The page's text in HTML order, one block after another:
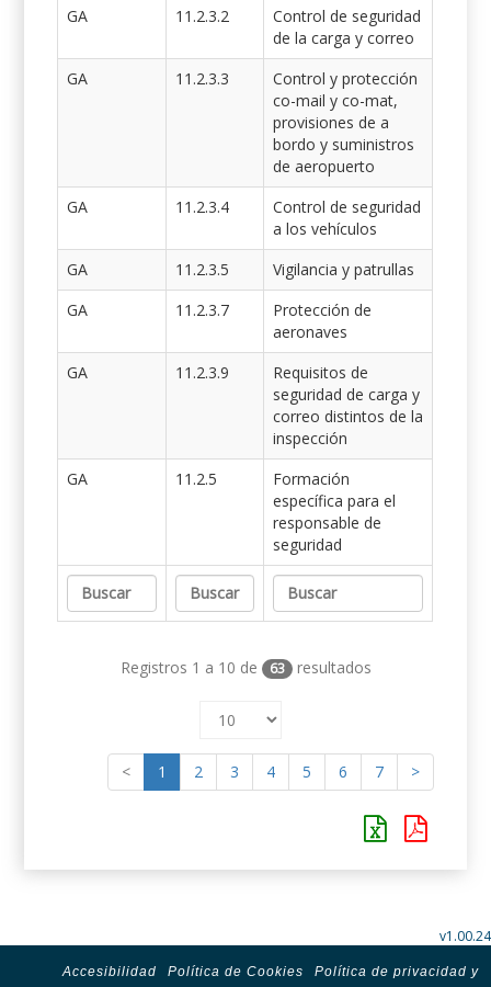
GA
11.2.3.2
Control de seguridad
de la carga y correo
GA
11.2.3.3
Control y protección
co-mail y co-mat,
provisiones de a
bordo y suministros
de aeropuerto
GA
11.2.3.4
Control de seguridad
a los vehículos
GA
11.2.3.5
Vigilancia y patrullas
GA
11.2.3.7
Protección de
aeronaves
GA
11.2.3.9
Requisitos de
seguridad de carga y
correo distintos de la
inspección
GA
11.2.5
Formación
específica para el
responsable de
seguridad
Registros 1 a 10 de 63 resultados
< 1 2 3 4 5 6 7 >
v1.00.24
Accesibilidad Política de Cookies
Política de privacidad y